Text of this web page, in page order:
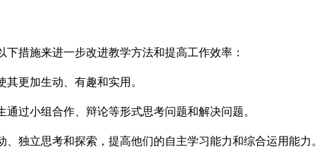
措施来进一步改进教学方法和提高工作效率：
更加生动、有趣和实用。
过小组合作、辩论等形式思考问题和解决问题。
立思考和探索，提高他们的自主学习能力和综合运用能力。